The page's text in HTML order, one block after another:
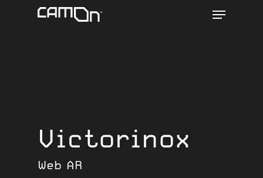
Menu
Victorinox
Web AR